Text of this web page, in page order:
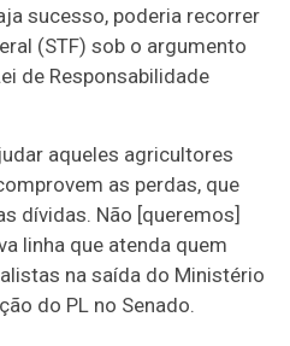
sucesso, poderia recorrer
(STF) sob o argumento
de Responsabilidade
aqueles agricultores
as perdas, que
dívidas. Não [queremos]
linha que atenda quem
na saída do Ministério
do PL no Senado.